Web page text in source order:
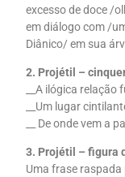
excesso de doce /
em diálogo com /
Diânico/ em sua
2. Projétil –
__A ilógica
__Um lugar
__ De onde vem a
3. Projétil – figura
Uma frase raspada